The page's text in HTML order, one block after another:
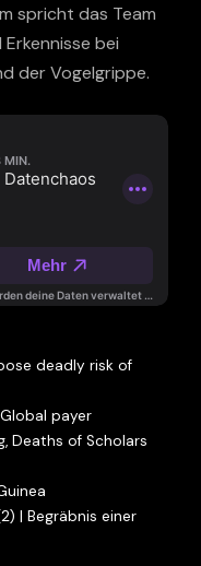
spricht das Team
bei
der Vogelgrippe.
deadly risk of
payer
Deaths of Scholars
| Begräbnis einer